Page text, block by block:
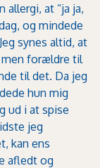
allergi, at “ja ja,
og mindede
synes altid, at
men forældre til
til det. Da jeg
hun mig
ud i at spise
jeg
kan ens
afledt og